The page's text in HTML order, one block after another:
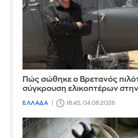
Πώς σώθηκε ο Βρετανός
σύγκρουση ελικοπτέρων
ΕΛΛΑΔΑ 18:45, 04.08.2026